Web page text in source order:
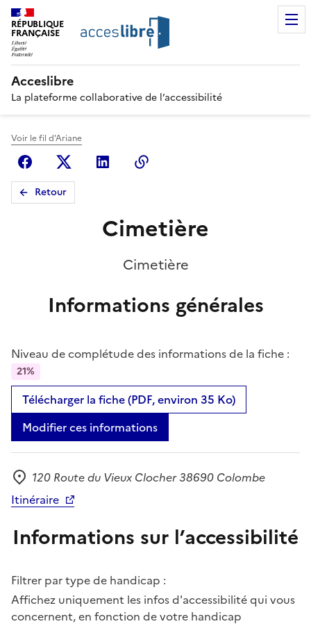
RÉPUBLIQUE
FRANÇAISE
Acceslibre
La plateforme collaborative de l’accessibilité
Voir le fil d'Ariane
FacebookX (anciennement Twitter)
Linkedin
Retour
Cimetière
Cimetière
Informations générales
Niveau de complétude des informations de la fiche :
21%
Télécharger la fiche (PDF, environ 35 Ko)
Modifier ces informations
Adresse
120 Route du Vieux Clocher 38690 Colombe
Itinéraire
Informations sur l’accessibilité
Filtrer par type de handicap :
Affichez uniquement les infos d'accessibilité qui vous
concernent, en fonction de votre handicap